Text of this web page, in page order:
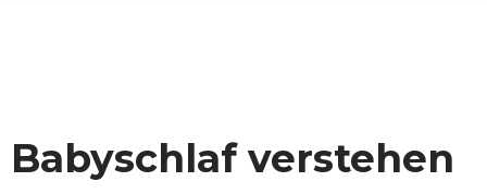
Babyschlaf verstehen